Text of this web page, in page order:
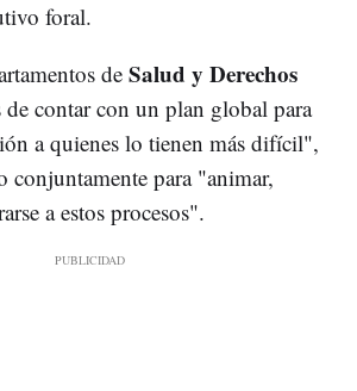
foral.
de Salud y Derechos
de contar con un plan global para
a quienes lo tienen más difícil",
conjuntamente para "animar,
a estos procesos".